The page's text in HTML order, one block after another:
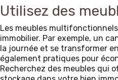
Utilisez des
Les meubles
immobilier. Par exemple, un
la journée et se transformer
également pratiques pour
Recherchez des meubles qui